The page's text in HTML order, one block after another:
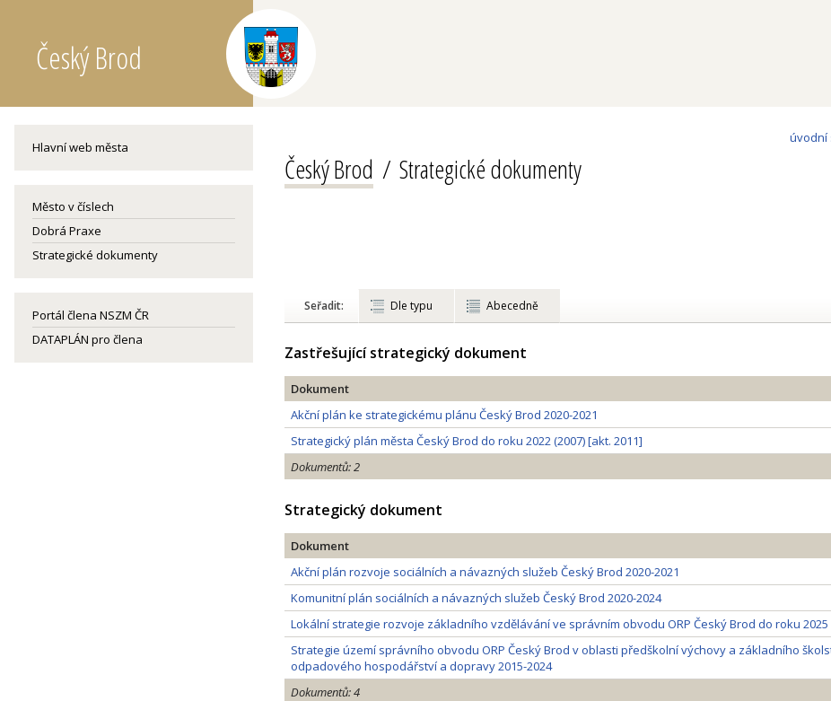
Český Brod
Hlavní web města
Město v číslech
Dobrá Praxe
Strategické dokumenty
Portál člena NSZM ČR
DATAPLÁN pro člena
úvodní
Český Brod Strategické dokumenty
Seřadit: Dle typu Abecedně
Zastřešující strategický dokument
Dokument
Akční plán ke strategickému plánu Český Brod 2020-2021
Strategický plán města Český Brod do roku 2022 (2007) [akt. 2011]
Dokumentů: 2
Strategický dokument
Dokument
Akční plán rozvoje sociálních a návazných služeb Český Brod 2020-2021
Komunitní plán sociálních a návazných služeb Český Brod 2020-2024
Lokální strategie rozvoje základního vzdělávání ve správním obvodu ORP Český Brod do roku 2025
Strategie území správního obvodu ORP Český Brod v oblasti předškolní výchovy a základního
odpadového hospodářství a dopravy 2015-2024
Dokumentů: 4